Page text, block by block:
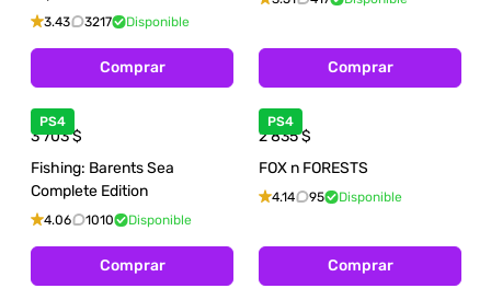
3.43 3217 Disponible
Comprar Comprar
PS4
3 703$
Fishing: Barents Sea
Complete Edition
4.06 1010 Disponible
Comprar
PS4
2 835$
FOX n FORESTS
4.14 95 Disponible
Comprar